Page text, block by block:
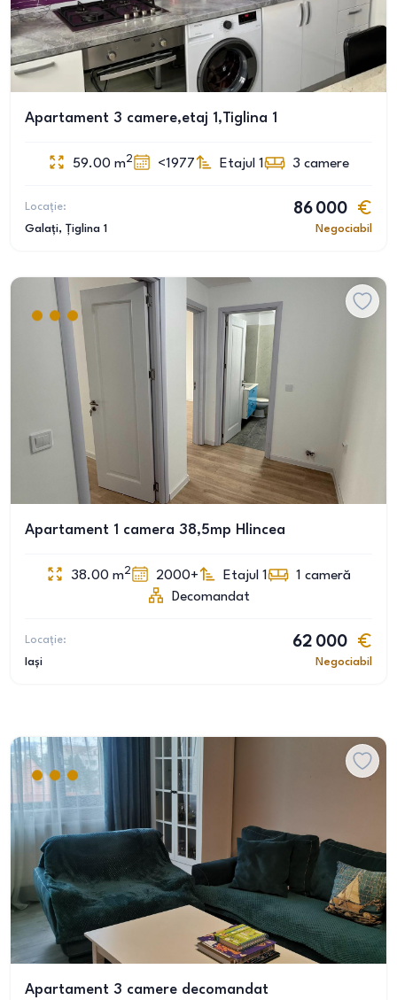
Apartament 3 camere,etaj 1,Tiglina 1
59.00 m2 <1977 Etajul 1 3 camere
Locație:
Galați, Țiglina 1
86 000
Negociabil
Apartament 1 camera 38,5mp Hlincea
38.00 m2 2000+ Etajul 1 1 cameră
Decomandat
Locație:
Iași
62 000
Negociabil
Apartament 3 camere decomandat